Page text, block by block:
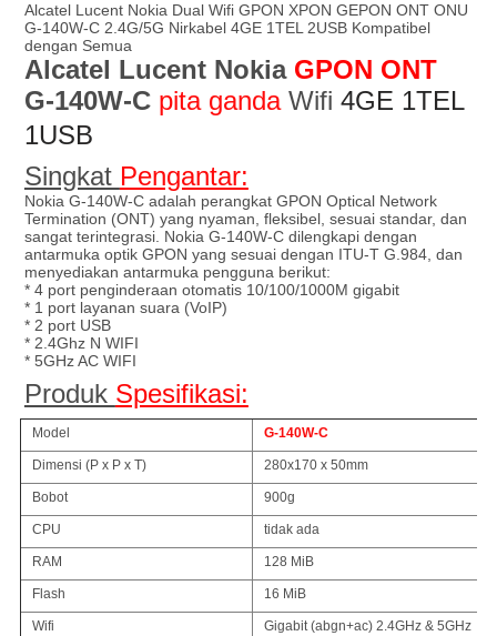
Alcatel Lucent Nokia Dual Wifi GPON XPON GEPON ONT ONU
G-140W-C 2.4G/5G Nirkabel 4GE 1TEL 2USB Kompatibel
dengan Semua
Alcatel Lucent Nokia GPON ONT
G-140W-C pita gandaWifi 4GE 1TEL
1USB
Singkat Pengantar:
Nokia G-140W-C adalah perangkat GPON Optical Network
Termination (ONT) yang nyaman, fleksibel, sesuai standar, dan
sangat terintegrasi. Nokia G-140W-C dilengkapi dengan
antarmuka optik GPON yang sesuai dengan ITU-T G.984, dan
menyediakan antarmuka pengguna berikut:
* 4 port penginderaan otomatis 10/100/1000M gigabit
* 1 port layanan suara (VoIP)
* 2 port USB
* 2.4Ghz N WIFI
* 5GHz AC WIFI
Produk Spesifikasi:
Model G-140W-C
Dimensi (P x P x T) 280x170 x 50mm
Bobot 900g
CPU tidak ada
RAM 128 MiB
Flash 16 MiB
Wifi Gigabit (abgn+ac) 2.4GHz & 5GHz